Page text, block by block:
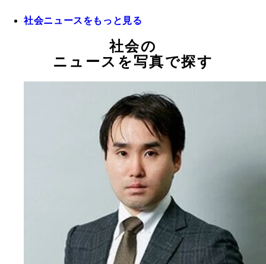
社会ニュースをもっと見る
社会の
ニュースを写真で探す